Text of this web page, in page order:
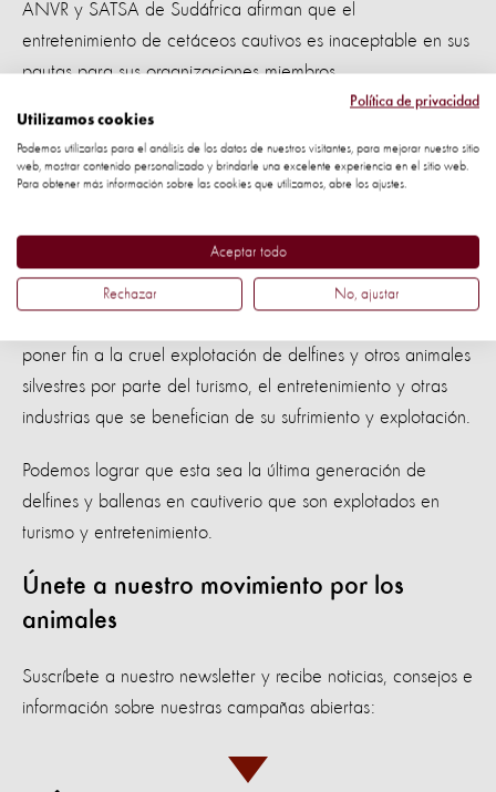
ANVR y SATSA de Sudáfrica afirman que el
entretenimiento de cetáceos cautivos es inaceptable en sus
pautas para sus organizaciones miembros.
Como una de las compañías de viajes más grandes del
mundo, Expedia Group está tomando el camino correcto
para lograr un mundo más sostenible y compasivo.
Conoce más sobre la política actualizada de bienestar
animal de Expedia Groupaquí.
poner fin a la cruel explotación de delfines y otros animales
silvestres por parte del turismo, el entretenimiento y otras
industrias que se benefician de su sufrimiento y explotación.
Podemos lograr que esta sea la última generación de
delfines y ballenas en cautiverio que son explotados en
turismo y entretenimiento.
Únete a nuestro movimiento por los
animales
Suscríbete a nuestro newsletter y recibe noticias, consejos e
información sobre nuestras campañas abiertas:
Política de privacidad
Utilizamos cookies
Podemos utilizarlas para el análisis de los datos de nuestros visitantes, para mejorar nuestro sitio
web, mostrar contenido personalizado y brindarle una excelente experiencia en el sitio web.
Para obtener más información sobre las cookies que utilizamos, abre los ajustes.
Aceptar todo
Rechazar No, ajustar